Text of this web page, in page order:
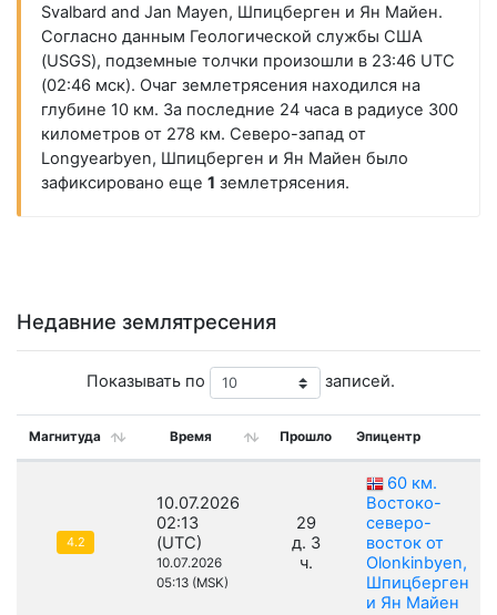
Svalbard and Jan Mayen, Шпицберген и Ян Майен.
Согласно данным Геологической службы США
(USGS), подземные толчки произошли в 23:46 UTC
(02:46 мск). Очаг землетрясения находился на
глубине 10 км. За последние 24 часа в радиусе 300
километров от 278 км. Северо-запад от
Longyearbyen, Шпицберген и Ян Майен было
зафиксировано еще 1 землетрясения.
Недавние землятресения
Показывать по записей.
Магнитуда Время Прошло Эпицентр
4.2
10.07.2026
02:13
(UTC)
10.07.2026
05:13 (MSK)
29
д. 3
ч.
60 км.
Востоко-
северо-
восток от
Olonkinbyen,
Шпицберген
и Ян Майен